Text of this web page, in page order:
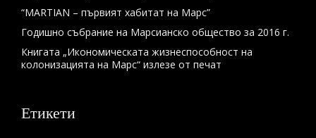
“MARTIAN – първият хабитат на Марс”
Годишно събрание на Марсианско общество за 2016 г.
Книгата „Икономическата жизнеспособност на
колонизацията на Марс“ излезе от печат
Етикети